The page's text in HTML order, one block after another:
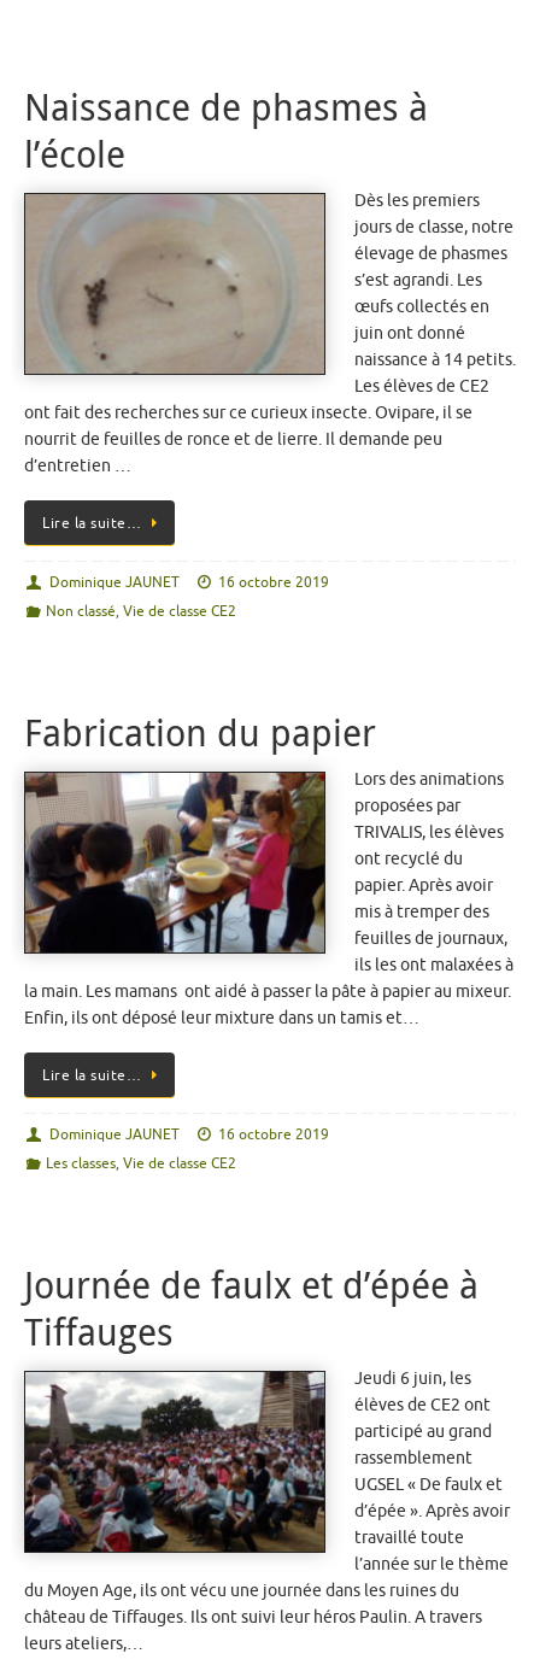
Naissance de phasmes à
l’école
Dès les premiers
jours de classe, notre
élevage de phasmes
s’est agrandi. Les
œufs collectés en
juin ont donné
naissance à 14 petits.
Les élèves de CE2
ont fait des recherches sur ce curieux insecte. Ovipare, il se
nourrit de feuilles de ronce et de lierre. Il demande peu
d’entretien …
Lire la suite…
Dominique JAUNET
16 octobre 2019
Non classé,Vie de classe CE2
Fabrication du papier
Lors des animations
proposées par
TRIVALIS, les élèves
ont recyclé du
papier. Après avoir
mis à tremper des
feuilles de journaux,
ils les ont malaxées à
la main. Les mamans ont aidé à passer la pâte à papier au mixeur.
Enfin, ils ont déposé leur mixture dans un tamis et…
Lire la suite…
Dominique JAUNET
16 octobre 2019
Les classes,Vie de classe CE2
Journée de faulx et d’épée à
Tiffauges
Jeudi 6 juin, les
élèves de CE2 ont
participé au grand
rassemblement
UGSEL « De faulx et
d’épée ». Après avoir
travaillé toute
l’année sur le thème
du Moyen Age, ils ont vécu une journée dans les ruines du
château de Tiffauges. Ils ont suivi leur héros Paulin. A travers
leurs ateliers,…